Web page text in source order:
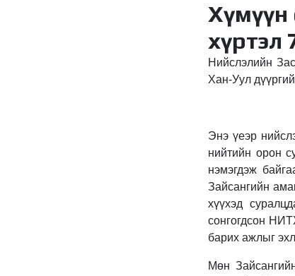
Хүмүүн
хүртэл
Нийслэлийн
Хан-Уул
Энэ үеэр
нийтийн орон
нэмэгдэж
Зайсангийн
хүүхэд
сонгогдсон
барих ажлыг
Мөн